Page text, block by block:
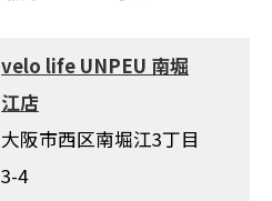
velo life UNPEU 南堀
江店
大阪市西区南堀江3丁目
3-4